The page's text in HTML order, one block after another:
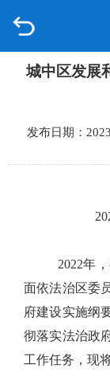
品质城中
政府信息公开
数据专题
城中区发展
发布日期：
2022年
面依法治区委
府建设实施纲
彻落实法治政
工作任务，现